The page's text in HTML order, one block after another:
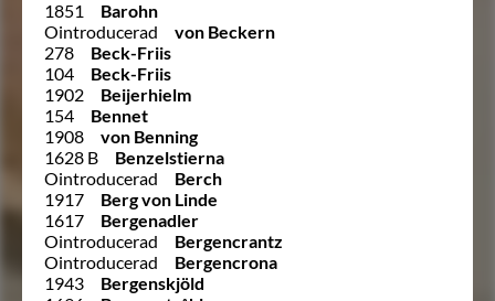
1851
Barohn
Ointroducerad
von Beckern
278
Beck-Friis
104
Beck-Friis
1902
Beijerhielm
154
Bennet
1908
von Benning
1628 B
Benzelstierna
Ointroducerad
Berch
1917
Berg von Linde
1617
Bergenadler
Ointroducerad
Bergencrantz
Ointroducerad
Bergencrona
1943
Bergenskjöld